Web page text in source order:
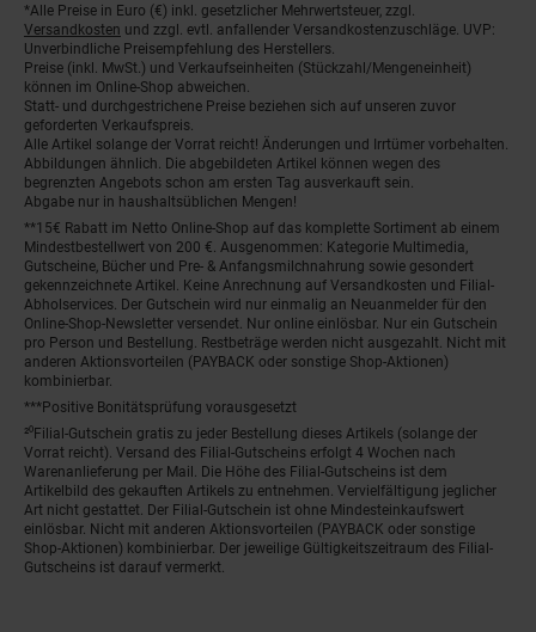
Fußnoten
*Alle Preise in Euro (€) inkl. gesetzlicher Mehrwertsteuer, zzgl.
Versandkosten und zzgl. evtl. anfallender Versandkostenzuschläge. UVP:
Unverbindliche Preisempfehlung des Herstellers.
Preise (inkl. MwSt.) und Verkaufseinheiten (Stückzahl/Mengeneinheit)
können im Online-Shop abweichen.
Statt- und durchgestrichene Preise beziehen sich auf unseren zuvor
geforderten Verkaufspreis.
Alle Artikel solange der Vorrat reicht! Änderungen und Irrtümer vorbehalten.
Abbildungen ähnlich. Die abgebildeten Artikel können wegen des
begrenzten Angebots schon am ersten Tag ausverkauft sein.
Abgabe nur in haushaltsüblichen Mengen!
**15€ Rabatt im Netto Online-Shop auf das komplette Sortiment ab einem
Mindestbestellwert von 200 €. Ausgenommen: Kategorie Multimedia,
Gutscheine, Bücher und Pre- & Anfangsmilchnahrung sowie gesondert
gekennzeichnete Artikel. Keine Anrechnung auf Versandkosten und Filial-
Abholservices. Der Gutschein wird nur einmalig an Neuanmelder für den
Online-Shop-Newsletter versendet. Nur online einlösbar. Nur ein Gutschein
pro Person und Bestellung. Restbeträge werden nicht ausgezahlt. Nicht mit
anderen Aktionsvorteilen (PAYBACK oder sonstige Shop-Aktionen)
kombinierbar.
***Positive Bonitätsprüfung vorausgesetzt
²⁰Filial-Gutschein gratis zu jeder Bestellung dieses Artikels (solange der
Vorrat reicht). Versand des Filial-Gutscheins erfolgt 4 Wochen nach
Warenanlieferung per Mail. Die Höhe des Filial-Gutscheins ist dem
Artikelbild des gekauften Artikels zu entnehmen. Vervielfältigung jeglicher
Art nicht gestattet. Der Filial-Gutschein ist ohne Mindesteinkaufswert
einlösbar. Nicht mit anderen Aktionsvorteilen (PAYBACK oder sonstige
Shop-Aktionen) kombinierbar. Der jeweilige Gültigkeitszeitraum des Filial-
Gutscheins ist darauf vermerkt.